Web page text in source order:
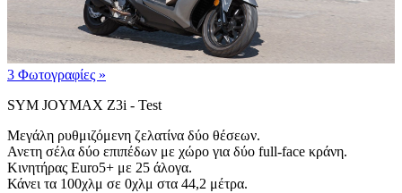
3 Φωτογραφίες »
SYM JOYMAX Z3i - Test
Μεγάλη ρυθμιζόμενη ζελατίνα δύο θέσεων.
Ανετη σέλα δύο επιπέδων με χώρο για δύο full-face κράνη.
Κινητήρας Euro5+ με 25 άλογα.
Κάνει τα 100χλμ σε 0χλμ στα 44,2 μέτρα.